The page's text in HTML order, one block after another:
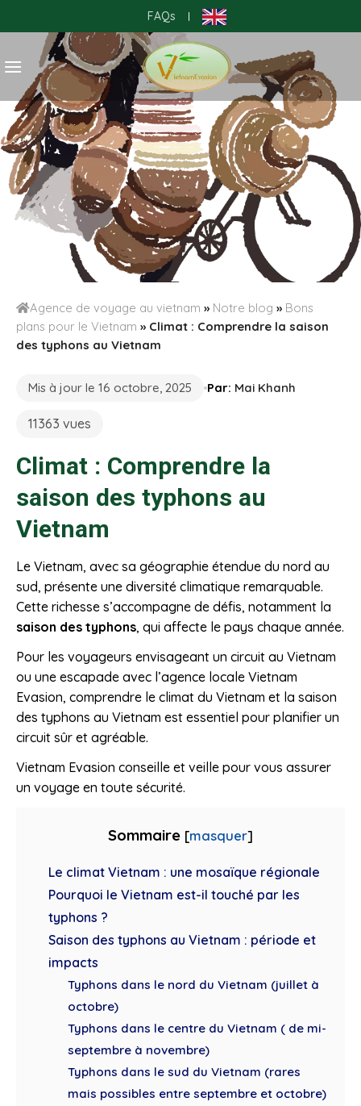
to
content
FAQs |
Agence de voyage au vietnam » Notre blog » Bons
plans pour le Vietnam » Climat : Comprendre la saison
des typhons au Vietnam
Mis à jour le 16 octobre, 2025 Par: Mai Khanh
11363 vues
Climat : Comprendre la
saison des typhons au
Vietnam
Le Vietnam, avec sa géographie étendue du nord au
sud, présente une diversité climatique remarquable.
Cette richesse s’accompagne de défis, notamment la
saison des typhons, qui affecte le pays chaque année.
Pour les voyageurs envisageant un circuit au Vietnam
ou une escapade avec l’agence locale Vietnam
Evasion, comprendre le climat du Vietnam et la saison
des typhons au Vietnam est essentiel pour planifier un
circuit sûr et agréable.
Vietnam Evasion conseille et veille pour vous assurer
un voyage en toute sécurité.
Sommaire [masquer]
Le climat Vietnam : une mosaïque régionale
Pourquoi le Vietnam est-il touché par les
typhons ?
Saison des typhons au Vietnam : période et
impacts
Typhons dans le nord du Vietnam (juillet à
octobre)
Typhons dans le centre du Vietnam ( de mi-
septembre à novembre)
Typhons dans le sud du Vietnam (rares
mais possibles entre septembre et octobre)